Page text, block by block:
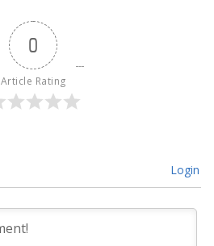
0
Article Rating
Login